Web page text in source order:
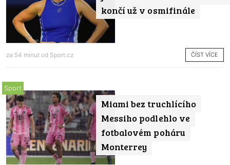
končí už v osmifinále
za 54 minut od Sport.cz ČÍST VÍCE
Miami bez truchlícího
Messiho podlehlo ve
fotbalovém poháru
Monterrey
Sport